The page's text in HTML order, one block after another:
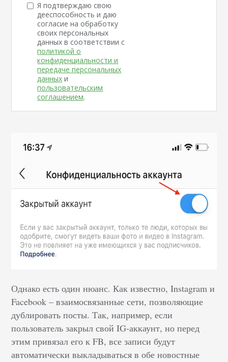
Я подтверждаю свою
дееспособность и даю
согласие на обработку
своих персональных
данных в соответствии с
политикой о
конфиденциальности и
передаче персональных
данных и
пользовательским
соглашением.
Однако есть один нюанс. Как известно, Instagram и
Facebook – взаимосвязанные сети, позволяющие
дублировать посты. Так, например, если
пользователь закрыл свой IG-аккаунт, но перед
этим привязал его к FB, все записи будут
автоматически выкладываться в обе новостные